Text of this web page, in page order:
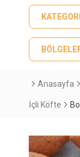
Anasayfa
İçli Köfte